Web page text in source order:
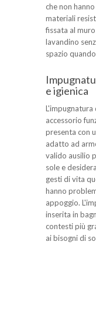
che non
materiali
fissata al
lavandino
spazio
e igienica
accessorio
presenta con
adatto ad
valido ausilio
sole e
gesti di vita
hanno
appoggio.
inserita in
contesti più
ai bisogni di